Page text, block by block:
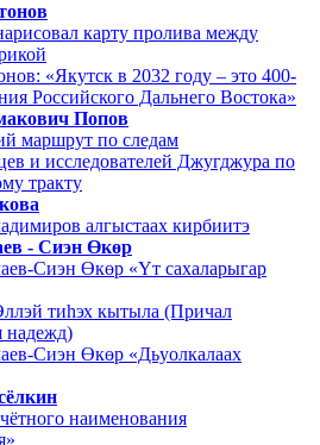
карту пролива между
«Якутск в 2032 году – это 400-
Российского Дальнего Востока»
Попов
маршрут по следам
и исследователей Джугджура по
тракту
алгыстаах кирбиитэ
- Сиэн Өкөр
Сиэн Өкөр «Үт сахаларыгар
тиһэх кытыла (Причал
надежд)
Сиэн Өкөр «Дьуолкалаах
наименования